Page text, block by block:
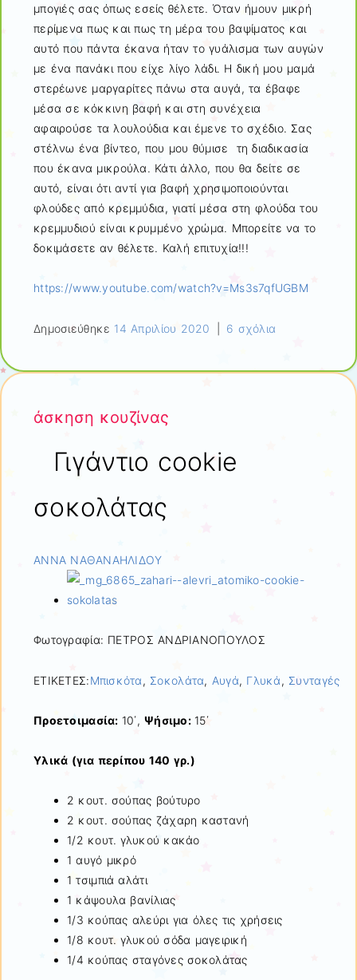
μπογιές σας όπως εσείς θέλετε. Όταν ήμουν μικρή
περίμενα πως και πως τη μέρα του βαψίματος και
αυτό που πάντα έκανα ήταν το γυάλισμα των αυγών
με ένα πανάκι που είχε λίγο λάδι. Η δική μου μαμά
στερέωνε μαργαρίτες πάνω στα αυγά, τα έβαφε
μέσα σε κόκκινη βαφή και στη συνέχεια
αφαιρούσε τα λουλούδια και έμενε το σχέδιο. Σας
στέλνω ένα βίντεο, που μου θύμισε τη διαδικασία
που έκανα μικρούλα. Κάτι άλλο, που θα δείτε σε
αυτό, είναι ότι αντί για βαφή χρησιμοποιούνται
φλούδες από κρεμμύδια, γιατί μέσα στη φλούδα του
κρεμμυδιού είναι κρυμμένο χρώμα. Μπορείτε να το
δοκιμάσετε αν θέλετε. Καλή επιτυχία!!!
https://www.youtube.com/watch?v=Ms3s7qfUGBM
Δημοσιεύθηκε 14 Απριλίου 2020 6 σχόλια
άσκηση κουζίνας
Γιγάντιο cookie
σοκολάτας
ΑΝΝΑ ΝΑΘΑΝΑΗΛΙΔΟΥ
Φωτογραφία: ΠΕΤΡΟΣ ΑΝΔΡΙΑΝΟΠΟΥΛΟΣ
ΕΤΙΚΕΤΕΣ:Μπισκότα, Σοκολάτα, Αυγά, Γλυκά, Συνταγές
Προετοιμασία: 10΄,Ψήσιμο: 15΄
Υλικά (για περίπου 140 γρ.)
2 κουτ. σούπας βούτυρο
2 κουτ. σούπας ζάχαρη καστανή
1/2 κουτ. γλυκού κακάο
1 αυγό μικρό
1 τσιμπιά αλάτι
1 κάψουλα βανίλιας
1/3 κούπας αλεύρι για όλες τις χρήσεις
1/8 κουτ. γλυκού σόδα μαγειρική
1/4 κούπας σταγόνες σοκολάτας